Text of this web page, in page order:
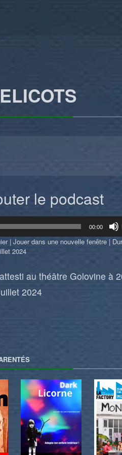
le podcast
00:00
| Jouer dans une nouvelle fenêtre |
2024
au théâtre Golovine à
2024